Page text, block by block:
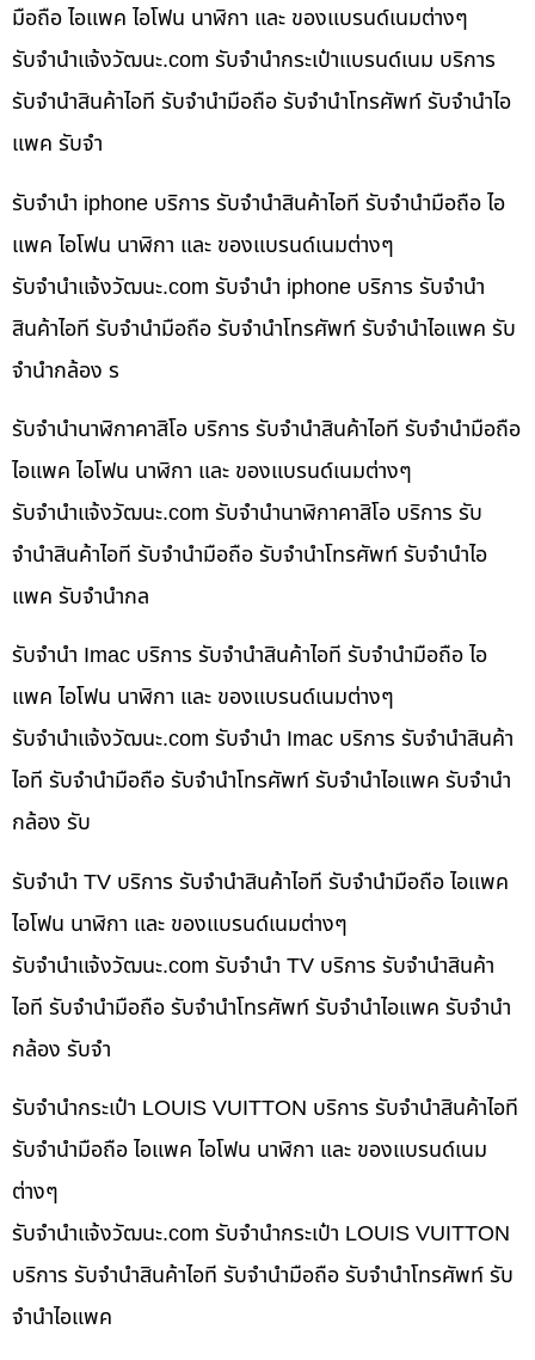
มือถือ ไอแพค ไอโฟน นาฬิกา และ ของแบรนด์เนมต่างๆ
รับจํานําแจ้งวัฒนะ.com รับจำนำกระเป๋าแบรนด์เนม บริการ
รับจำนำสินค้าไอที รับจำนำมือถือ รับจำนำโทรศัพท์ รับจำนำไอ
แพค รับจำ
รับจำนำ iphone บริการ รับจำนำสินค้าไอที รับจำนำมือถือ ไอ
แพค ไอโฟน นาฬิกา และ ของแบรนด์เนมต่างๆ
รับจํานําแจ้งวัฒนะ.com รับจำนำ iphone บริการ รับจำนำ
สินค้าไอที รับจำนำมือถือ รับจำนำโทรศัพท์ รับจำนำไอแพค รับ
จำนำกล้อง ร
รับจำนำนาฬิกาคาสิโอ บริการ รับจำนำสินค้าไอที รับจำนำมือถือ
ไอแพค ไอโฟน นาฬิกา และ ของแบรนด์เนมต่างๆ
รับจํานําแจ้งวัฒนะ.com รับจำนำนาฬิกาคาสิโอ บริการ รับ
จำนำสินค้าไอที รับจำนำมือถือ รับจำนำโทรศัพท์ รับจำนำไอ
แพค รับจำนำกล
รับจำนำ Imac บริการ รับจำนำสินค้าไอที รับจำนำมือถือ ไอ
แพค ไอโฟน นาฬิกา และ ของแบรนด์เนมต่างๆ
รับจํานําแจ้งวัฒนะ.com รับจำนำ Imac บริการ รับจำนำสินค้า
ไอที รับจำนำมือถือ รับจำนำโทรศัพท์ รับจำนำไอแพค รับจำนำ
กล้อง รับ
รับจำนำ TV บริการ รับจำนำสินค้าไอที รับจำนำมือถือ ไอแพค
ไอโฟน นาฬิกา และ ของแบรนด์เนมต่างๆ
รับจํานําแจ้งวัฒนะ.com รับจำนำ TV บริการ รับจำนำสินค้า
ไอที รับจำนำมือถือ รับจำนำโทรศัพท์ รับจำนำไอแพค รับจำนำ
กล้อง รับจำ
รับจำนำกระเป๋า LOUIS VUITTON บริการ รับจำนำสินค้าไอที
รับจำนำมือถือ ไอแพค ไอโฟน นาฬิกา และ ของแบรนด์เนม
ต่างๆ
รับจํานําแจ้งวัฒนะ.com รับจำนำกระเป๋า LOUIS VUITTON
บริการ รับจำนำสินค้าไอที รับจำนำมือถือ รับจำนำโทรศัพท์ รับ
จำนำไอแพค